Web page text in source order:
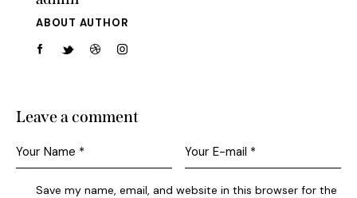
ABOUT AUTHOR
facebook-
twitter-dribble-instagram
Leave a comment
Save my name, email, and website in this browser for the